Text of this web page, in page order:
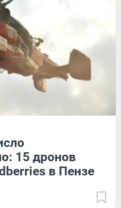
15 дронов
в Пензе